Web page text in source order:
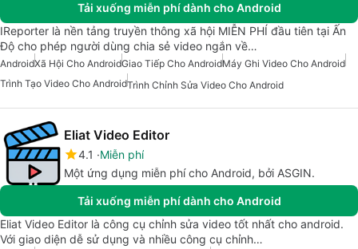
Tải xuống miễn phí dành cho Android
IReporter là nền tảng truyền thông xã hội MIỄN PHÍ đầu tiên tại Ấn
Độ cho phép người dùng chia sẻ video ngắn về…
AndroidXã Hội Cho AndroidGiao Tiếp Cho AndroidMáy Ghi Video Cho Android
Trình Tạo Video Cho AndroidTrình Chỉnh Sửa Video Cho Android
Eliat Video Editor
4.1
Miễn phí
Một ứng dụng miễn phí cho Android, bởi ASGIN.
Tải xuống miễn phí dành cho Android
Eliat Video Editor là công cụ chỉnh sửa video tốt nhất cho android.
Với giao diện dễ sử dụng và nhiều công cụ chỉnh…